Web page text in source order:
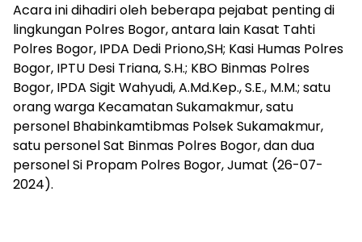
Acara ini dihadiri oleh beberapa pejabat penting di
lingkungan Polres Bogor, antara lain Kasat Tahti
Polres Bogor, IPDA Dedi Priono,SH; Kasi Humas Polres
Bogor, IPTU Desi Triana, S.H.; KBO Binmas Polres
Bogor, IPDA Sigit Wahyudi, A.Md.Kep., S.E., M.M.; satu
orang warga Kecamatan Sukamakmur, satu
personel Bhabinkamtibmas Polsek Sukamakmur,
satu personel Sat Binmas Polres Bogor, dan dua
personel Si Propam Polres Bogor, Jumat (26-07-
2024).